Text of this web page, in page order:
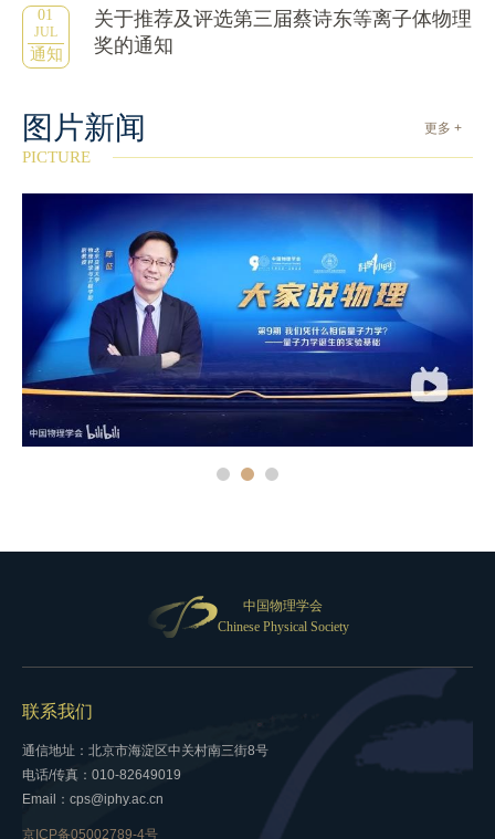
01
JUL
通知
关于推荐及评选第三届蔡诗东等离子体物理
奖的通知
更多 +
图片新闻
PICTURE
中国物理学会
Chinese Physical Society
联系我们
通信地址：北京市海淀区中关村南三街8号
电话/传真：010-82649019
Email：cps@iphy.ac.cn
京ICP备05002789-4号